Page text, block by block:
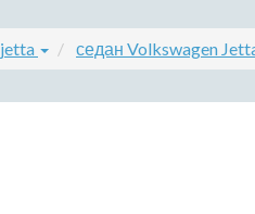
jetta седан Volkswagen